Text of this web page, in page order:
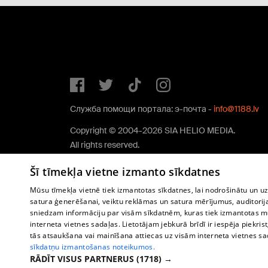
Служба помощи портала: э-почта - info@1188.lv
Copyright © 2004-2026 SIA HELIO MEDIA.
All rights reserved.
Šī tīmekļa vietne izmanto sīkdatnes
Mūsu tīmekļa vietnē tiek izmantotas sīkdatnes, lai nodrošinātu un
satura ģenerēšanai, veiktu reklāmas un satura mērījumus,
sniedzam informāciju par visām sīkdatnēm, kuras tiek izmantotas
interneta vietnes sadaļas. Lietotājam jebkurā brīdī ir iespēja
tās atsaukšana vai mainīšana attiecas uz visām interneta vietnes
sīkdatņu izmantošanas noteikumos.
RĀDĪT VISUS PARTNERUS (1718) →